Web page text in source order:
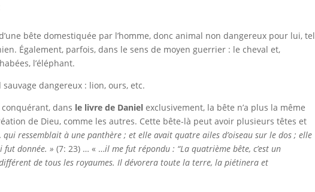
bête domestiquée par l’homme, donc animal non dangereux pour lui, tel
Également, parfois, dans le sens de moyen guerrier : le cheval et,
l’éléphant.
dangereux : lion, ours, etc.
dans le livre de Daniel exclusivement, la bête n’a plus la même
de Dieu, comme les autres. Cette bête-là peut avoir plusieurs têtes et
qui ressemblait à une panthère ; et elle avait quatre ailes d’oiseau sur le dos ; elle
fut donnée. » (7: 23) … « …il me fut répondu : “La quatrième bête, c’est un
de tous les royaumes. Il dévorera toute la terre, la piétinera et